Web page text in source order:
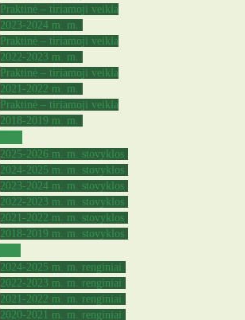
Praktinė – tiriamoji veikla
2023-2024 m. m.
Praktinė – tiriamoji veikla
2022-2023 m. m.
Praktinė – tiriamoji veikla
2021-2022 m. m.
Praktinė – tiriamoji veikla
2018-2019 m. m.
2025-2026 m. m. stovyklos
2024-2025 m. m. stovyklos
2023-2024 m. m. stovyklos
2022-2023 m. m. stovyklos
2021-2022 m. m. stovyklos
2018-2019 m. m. stovyklos
2024-2025 m. m. renginiai
2022-2023 m. m. renginiai
2021-2022 m. m. renginiai
2020-2021 m. m. renginiai